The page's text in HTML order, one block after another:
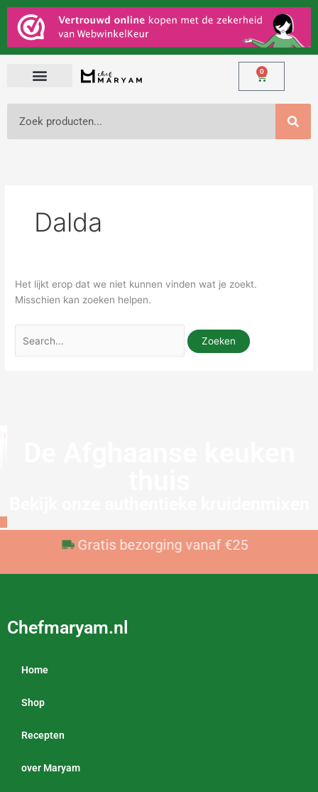
Ga
naar
inhoud
0
Winkelwagen
Dalda
Het lijkt erop dat we niet kunnen vinden wat je zoekt.
Misschien kan zoeken helpen.
Zoek
naar:
Gratis bezorging vanaf €25
Voor 23:59 besteld, vandaag verzonden
Chefmaryam.nl
Home
Shop
Recepten
over Maryam